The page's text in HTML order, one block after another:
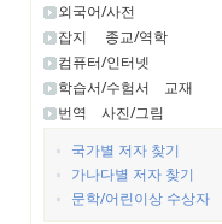
외국어/사전
잡지
종교/역학
컴퓨터/인터넷
학습서/수험서
교재
번역
사진/그림
국가별 저자 찾기
가나다별 저자 찾기
문학/어린이상 수상자